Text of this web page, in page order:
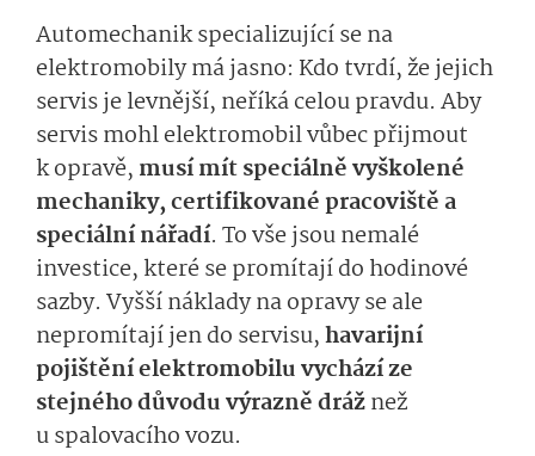
Automechanik specializující se na
elektromobily má jasno: Kdo tvrdí, že jejich
servis je levnější, neříká celou pravdu. Aby
servis mohl elektromobil vůbec přijmout
k opravě, musí mít speciálně vyškolené
mechaniky, certifikované pracoviště a
speciální nářadí. To vše jsou nemalé
investice, které se promítají do hodinové
sazby. Vyšší náklady na opravy se ale
nepromítají jen do servisu,havarijní
pojištění elektromobilu vychází ze
stejného důvodu výrazně drážnež
u spalovacího vozu.